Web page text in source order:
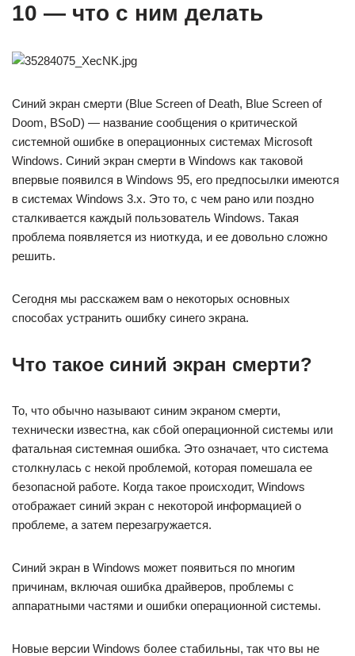
10 — что с ним делать
Синий экран смерти (Blue Screen of Death, Blue Screen of
Doom, BSoD) — название сообщения о критической
системной ошибке в операционных системах Microsoft
Windows. Синий экран смерти в Windows как таковой
впервые появился в Windows 95, его предпосылки имеются
в системах Windows 3.x. Это то, с чем рано или поздно
сталкивается каждый пользователь Windows. Такая
проблема появляется из ниоткуда, и ее довольно сложно
решить.
Сегодня мы расскажем вам о некоторых основных
способах устранить ошибку синего экрана.
Что такое синий экран смерти?
То, что обычно называют синим экраном смерти,
технически известна, как сбой операционной системы или
фатальная системная ошибка. Это означает, что система
столкнулась с некой проблемой, которая помешала ее
безопасной работе. Когда такое происходит, Windows
отображает синий экран с некоторой информацией о
проблеме, а затем перезагружается.
Синий экран в Windows может появиться по многим
причинам, включая ошибка драйверов, проблемы с
аппаратными частями и ошибки операционной системы.
Новые версии Windows более стабильны, так что вы не